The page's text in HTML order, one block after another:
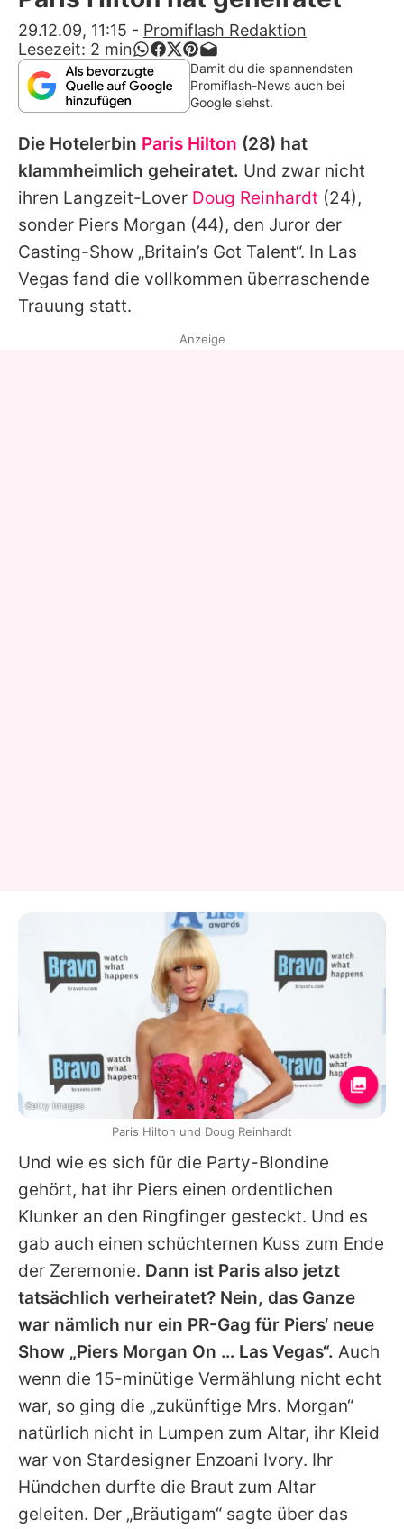
Alle Themen auf Promiflash
Jobs
App runterladen
Redaktionelle Richtlinien
Impressum
Datenschutzerklärung
Nutzungsbedingungen
29.12.09, 11:15 - Promiflash Redaktion
Lesezeit: 2 min
Damit du die spannendsten
Promiflash-News auch bei
Google siehst.
Die Hotelerbin Paris Hilton (28) hat
klammheimlich geheiratet. Und zwar nicht
ihren Langzeit-Lover Doug Reinhardt (24),
sonder Piers Morgan (44), den Juror der
Casting-Show „Britain’s Got Talent“. In Las
Vegas fand die vollkommen überraschende
Trauung statt.
Und wie es sich für die Party-Blondine
gehört, hat ihr Piers einen ordentlichen
Klunker an den Ringfinger gesteckt. Und es
gab auch einen schüchternen Kuss zum Ende
der Zeremonie. Dann ist Paris also jetzt
tatsächlich verheiratet? Nein, das Ganze
war nämlich nur ein PR-Gag für Piers‘ neue
Show „Piers Morgan On … Las Vegas“. Auch
wenn die 15-minütige Vermählung nicht echt
war, so ging die „zukünftige Mrs. Morgan“
natürlich nicht in Lumpen zum Altar, ihr Kleid
war von Stardesigner Enzoani Ivory. Ihr
Hündchen durfte die Braut zum Altar
geleiten. Der „Bräutigam“ sagte über das
Anzeige
Getty Images
Paris Hilton und Doug Reinhardt